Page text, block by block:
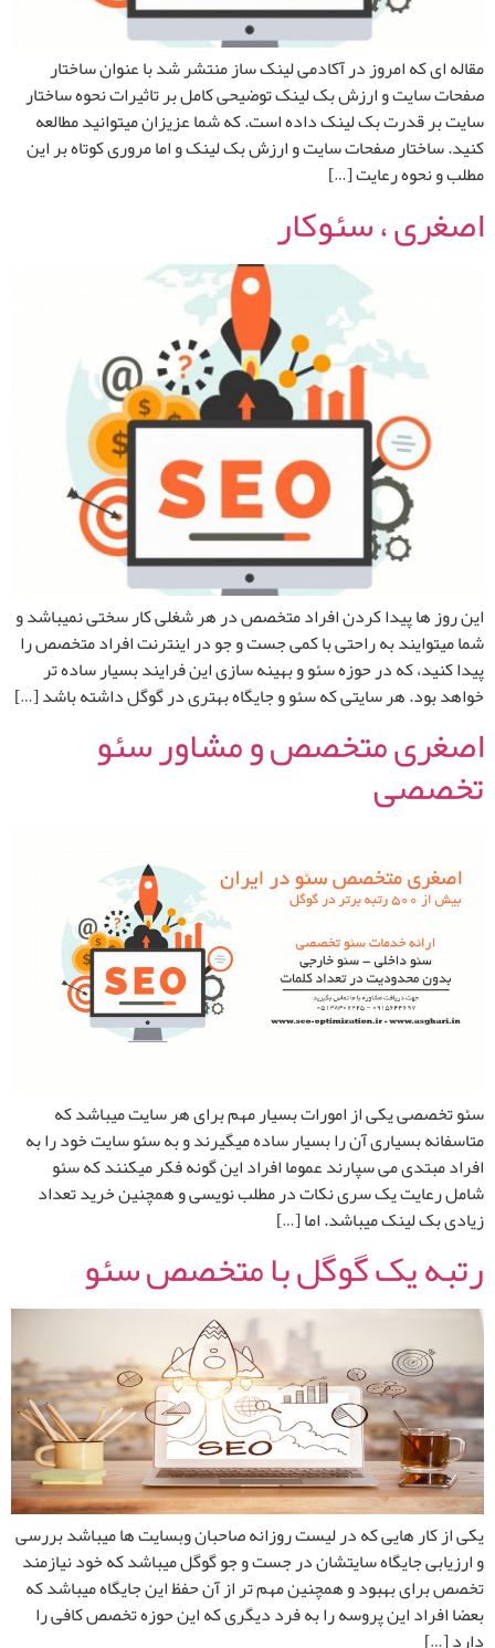
مقاله ای که امروز در آکادمی لینک ساز منتشر شد با عنوان ساختار
صفحات سایت و ارزش بک لینک توضیحی کامل بر تاثیرات نحوه ساختار
سایت بر قدرت بک لینک داده است. که شما عزیزان میتوانید مطالعه
کنید. ساختار صفحات سایت و ارزش بک لینک و اما مروری کوتاه بر این
مطلب و نحوه رعایت […]
اصغری ، سئوکار
این روز ها پیدا کردن افراد متخصص در هر شغلی کار سختی نمیباشد و
شما میتوایند به راحتی با کمی جست و جو در اینترنت افراد متخصص را
پیدا کنید، که در حوزه سئو و بهینه سازی این فرایند بسیار ساده تر
خواهد بود. هر سایتی که سئو و جایگاه بهتری در گوگل داشته باشد […]
اصغری متخصص و مشاور سئو
تخصصی
سئو تخصصی یکی از امورات بسیار مهم برای هر سایت میباشد که
متاسفانه بسیاری آن را بسیار ساده میگیرند و به سئو سایت خود را به
افراد مبتدی می سپارند عموما افراد این گونه فکر میکنند که سئو
شامل رعایت یک سری نکات در مطلب نویسی و همچنین خرید تعداد
زیادی بک لینک میباشد. اما […]
رتبه یک گوگل با متخصص سئو
یکی از کار هایی که در لیست روزانه صاحبان وبسایت ها میباشد بررسی
و ارزیابی جایگاه سایتشان در جست و جو گوگل میباشد که خود نیازمند
تخصص برای بهبود و همچنین مهم تر از آن حفظ این جایگاه میباشد که
بعضا افراد این پروسه را به فرد دیگری که این حوزه تخصص کافی را